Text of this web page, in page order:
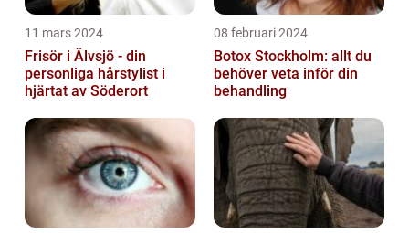
11 mars 2024
Frisör i Älvsjö - din
personliga hårstylist i
hjärtat av Söderort
08 februari 2024
Botox Stockholm: allt du
behöver veta inför din
behandling